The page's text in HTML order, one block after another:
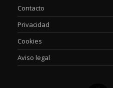
Contacto
Privacidad
Cookies
Aviso legal